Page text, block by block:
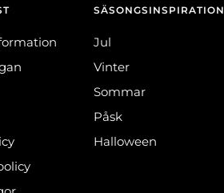
SÄSONGSINSPIRATION
Jul
Vinter
Sommar
Påsk
Halloween